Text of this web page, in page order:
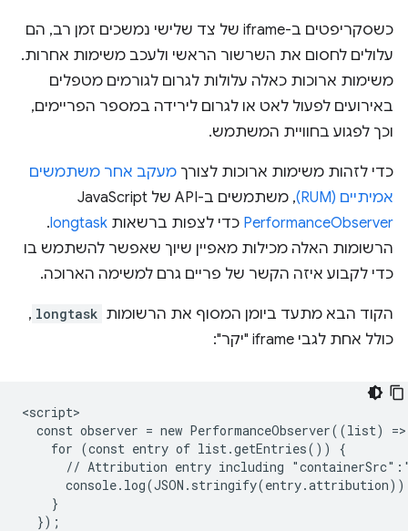
כשסקריפטים ב-iframe של צד שלישי נמשכים זמן רב, הם
עלולים לחסום את השרשור הראשי ולעכב משימות אחרות.
משימות ארוכות כאלה עלולות לגרום לגורמים מטפלים
באירועים לפעול לאט או לגרום לירידה במספר הפריימים,
וכך לפגוע בחוויית המשתמש.
כדי לזהות משימות ארוכות לצורך מעקב אחר משתמשים
אמיתיים (RUM)
, משתמשים ב-API של JavaScript‏
PerformanceObserver כדי לצפות ברשאות longtask
.
הרשומות האלה מכילות מאפיין שיוך שאפשר להשתמש בו
כדי לקבוע איזה הקשר של פריים גרם למשימה הארוכה.
הקוד הבא מתעד ביומן המסוף את הרשומות longtask
,
כולל אחת לגבי iframe "יקר":
<script>
const observer = new PerformanceObserver((list)
    for (const entry of list.getEntries()) {
// Attribution entry including
    }
  });